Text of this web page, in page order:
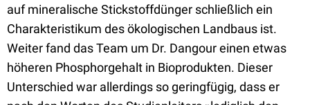
auf mineralische Stickstoffdünger schließlich ein
Charakteristikum des ökologischen Landbaus ist.
Weiter fand das Team um Dr. Dangour einen etwas
höheren Phosphorgehalt in Bioprodukten. Dieser
Unterschied war allerdings so geringfügig, dass er